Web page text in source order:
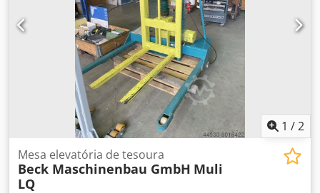
1 /2
Mesa elevatória de tesoura
Beck Maschinenbau GmbH Muli
LQ